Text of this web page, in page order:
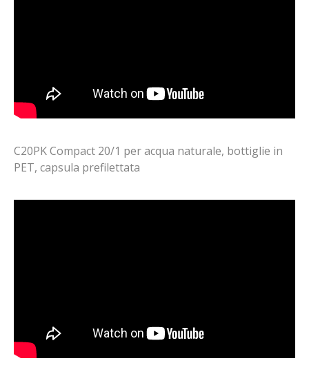
C20PK Compact 20/1 per acqua naturale, bottiglie in
PET, capsula prefilettata